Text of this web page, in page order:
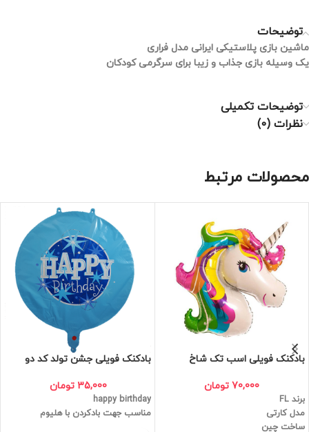
توضیحات
ماشین بازی پلاستیکی ایرانی مدل فراری
یک وسیله بازی جذاب و زیبا برای سرگرمی کودکان
توضیحات تکمیلی
نظرات (0)
محصولات مرتبط
بادکنک فویلی اسب تک شاخ
70,000 تومان
برند FL
مدل کارتی
ساخت چین
بادکنک فویلی جشن تولد کد دو
35,000 تومان
happy birthday
مناسب جهت بادکردن با هلیوم